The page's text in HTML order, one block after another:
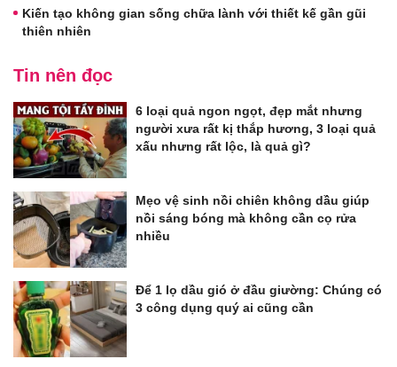
Kiến tạo không gian sống chữa lành với thiết kế gần gũi
thiên nhiên
Tin nên đọc
6 loại quả ngon ngọt, đẹp mắt nhưng
người xưa rất kị thắp hương, 3 loại quả
xấu nhưng rất lộc, là quả gì?
Mẹo vệ sinh nồi chiên không dầu giúp
nồi sáng bóng mà không cần cọ rửa
nhiều
Để 1 lọ dầu gió ở đầu giường: Chúng có
3 công dụng quý ai cũng cần